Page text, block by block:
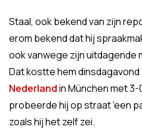
Staal, ook bekend van zijn
erom bekend dat hij
ook vanwege zijn uitdagende
Dat kostte hem
Nederlandin München met
probeerde hij op straat 'een
zoals hij het zelf zei.